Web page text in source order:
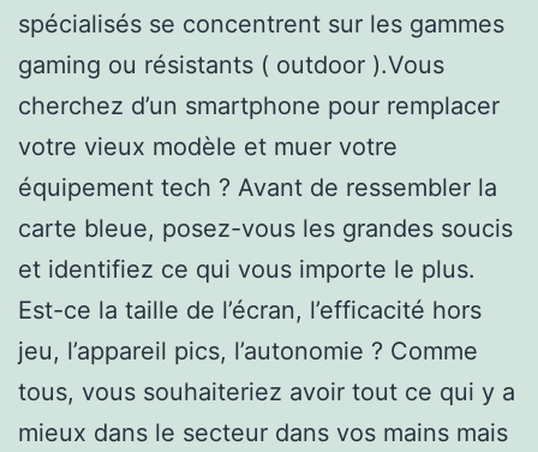
spécialisés se concentrent sur les gammes
gaming ou résistants ( outdoor ).Vous
cherchez d’un smartphone pour remplacer
votre vieux modèle et muer votre
équipement tech ? Avant de ressembler la
carte bleue, posez-vous les grandes soucis
et identifiez ce qui vous importe le plus.
Est-ce la taille de l’écran, l’efficacité hors
jeu, l’appareil pics, l’autonomie ? Comme
tous, vous souhaiteriez avoir tout ce qui y a
mieux dans le secteur dans vos mains mais